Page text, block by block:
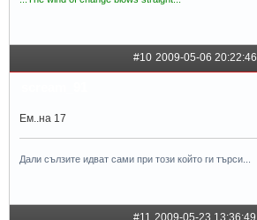
#10 2009-05-06 20:22:46
Ем..на 17
Дали сълзите идват сами при този който ги търси...
#11 2009-05-23 13:36:49